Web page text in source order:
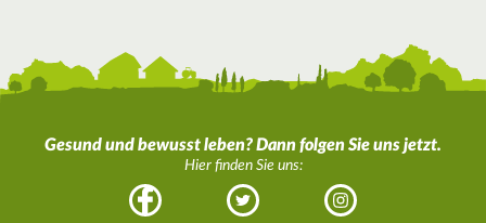
Gesund und bewusst leben? Dann folgen Sie uns jetzt.
Hier finden Sie uns:
Facebook Twitter Instagram